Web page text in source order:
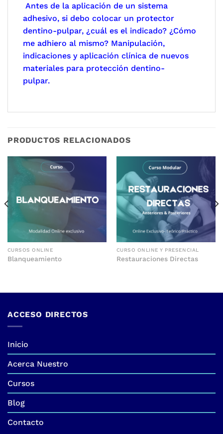
Antes de la aplicación de un sistema
adhesivo, si debo colocar un protector
dentino-pulpar, ¿cuál es el indicado? ¿Cómo
me adhiero al mismo? Manipulación,
indicaciones y aplicación clínica de nuevos
materiales para protección dentino-
PRODUCTOS RELACIONADOS
CURSOS ONLINE
Blanqueamiento
CURSO ONLINE Y PRESENCIAL
Restauraciones Directas
ACCESO DIRECTOS
Inicio
Acerca Nuestro
Cursos
Blog
Contacto